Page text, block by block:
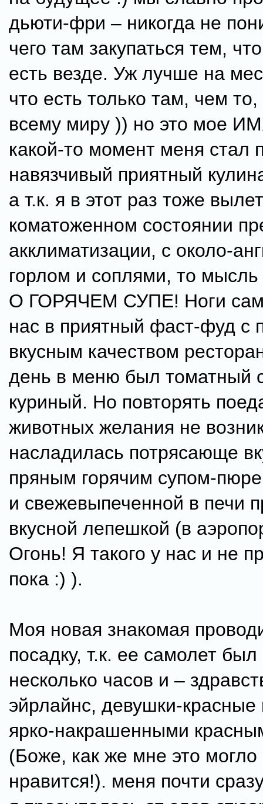
дьюти-фри – никогда не
чего там закупаться тем,
есть везде. Уж лучше на
что есть только там, чем то,
всему миру )) но это мое
какой-то момент меня стал
навязчивый приятный
а т.к. я в этот раз тоже
коматоженном состоянии
акклиматизации, с около-
горлом и соплями, то
О ГОРЯЧЕМ СУПЕ! Ноги
нас в приятный фаст-фуд с
вкусным качеством
день в меню был томатный
куриный. Но повторять
животных желания не
насладилась потрясающе
пряным горячим супом-
и свежевыпеченной в печи
вкусной лепешкой (в
Огонь! Я такого у нас и не
пока :) ).
Моя новая знакомая
посадку, т.к. ее самолет
несколько часов и –
эйрлайнс, девушки-красные
ярко-накрашенными
(Боже, как же мне это могло
нравится!). меня почти